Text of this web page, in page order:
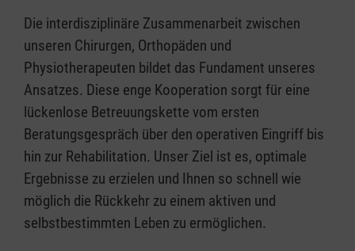
Die interdisziplinäre Zusammenarbeit zwischen
unseren Chirurgen, Orthopäden und
Physiotherapeuten bildet das Fundament unseres
Ansatzes. Diese enge Kooperation sorgt für eine
lückenlose Betreuungskette vom ersten
Beratungsgespräch über den operativen Eingriff bis
hin zur Rehabilitation. Unser Ziel ist es, optimale
Ergebnisse zu erzielen und Ihnen so schnell wie
möglich die Rückkehr zu einem aktiven und
selbstbestimmten Leben zu ermöglichen.